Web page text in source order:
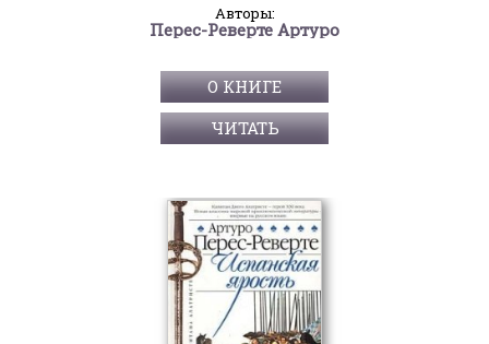
Авторы:
Перес-Реверте Артуро
О КНИГЕ
ЧИТАТЬ